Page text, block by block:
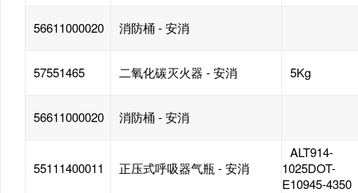
56611000020 消防桶 - 安消
57551465 二氧化碳灭火器 - 安消 5Kg
56611000020 消防桶 - 安消
55111400011 正压式呼吸器气瓶 - 安消
ALT914-
1025DOT-
E10945-4350